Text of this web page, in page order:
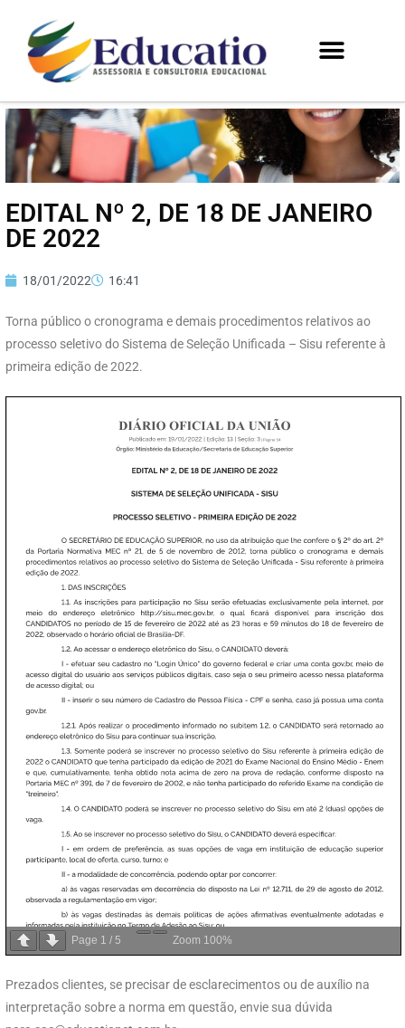
EDITAL Nº 2, DE 18 DE JANEIRO
DE 2022
18/01/2022 16:41
Torna público o cronograma e demais procedimentos relativos ao
processo seletivo do Sistema de Seleção Unificada – Sisu referente à
primeira edição de 2022.
Page 1 / 5 Zoom 100%
Prezados clientes, se precisar de esclarecimentos ou de auxílio na
interpretação sobre a norma em questão, envie sua dúvida